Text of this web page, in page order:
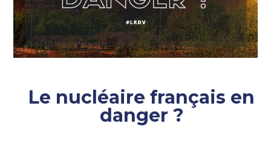
Le nucléaire français en
danger ?